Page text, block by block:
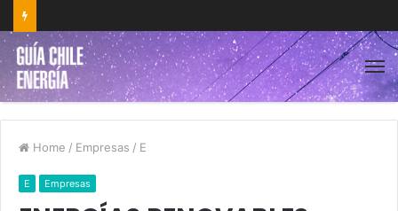
Home / Empresas / E
E Empresas